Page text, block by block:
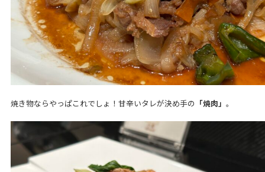
焼き物ならやっぱこれでしょ！甘辛いタレが決め手の 「焼肉」 。